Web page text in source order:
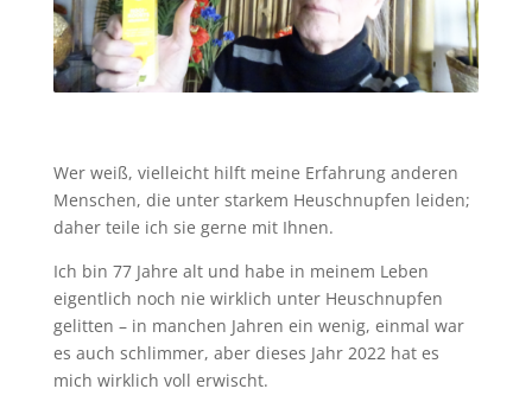
Wer weiß, vielleicht hilft meine Erfahrung anderen
Menschen, die unter starkem Heuschnupfen leiden;
daher teile ich sie gerne mit Ihnen.
Ich bin 77 Jahre alt und habe in meinem Leben
eigentlich noch nie wirklich unter Heuschnupfen
gelitten – in manchen Jahren ein wenig, einmal war
es auch schlimmer, aber dieses Jahr 2022 hat es
mich wirklich voll erwischt.